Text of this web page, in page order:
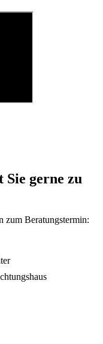
gerne zu
zum Beratungstermin: